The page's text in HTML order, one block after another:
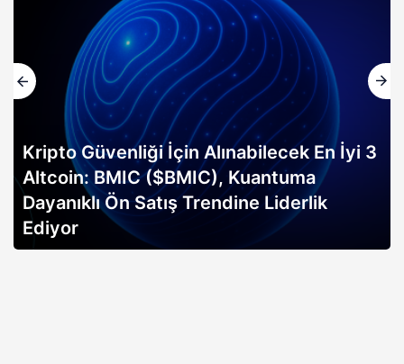
Kripto Güvenliği İçin Alınabilecek En İyi 3
Altcoin: BMIC ($BMIC), Kuantuma
Dayanıklı Ön Satış Trendine Liderlik
Ediyor